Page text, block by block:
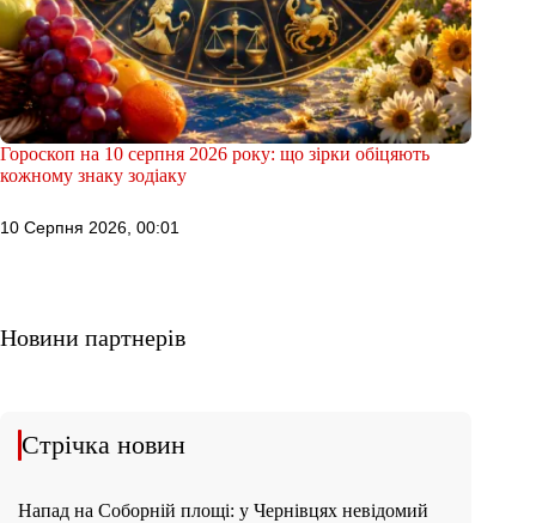
Гороскоп на 10 серпня 2026 року: що зірки обіцяють
кожному знаку зодіаку
10 Серпня 2026, 00:01
Новини партнерів
Стрічка новин
Напад на Соборній площі: у Чернівцях невідомий